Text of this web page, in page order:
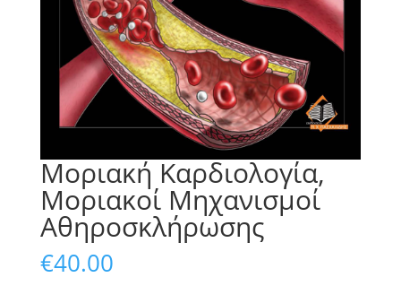
Μοριακή Καρδιολογία,
Μοριακοί Μηχανισμοί
Αθηροσκλήρωσης
€40.00